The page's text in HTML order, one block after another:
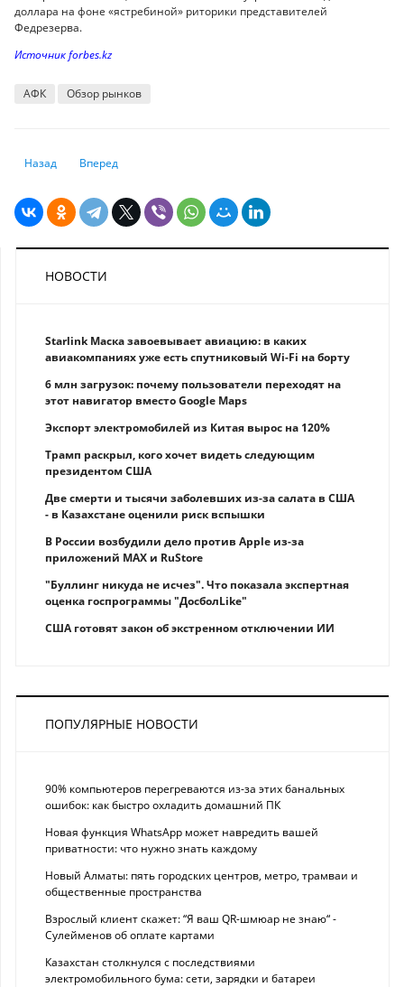
доллара на фоне «ястребиной» риторики представителей
Федрезерва.
Источник forbes.kz
АФК Обзор рынков
Предыдущий: Фондовые индексы Франции и Германии выросли на
Назад Следующий: Можно ли купить жилье за криптовалюту в
Вперед
НОВОСТИ
Starlink Маска завоевывает авиацию: в каких
авиакомпаниях уже есть спутниковый Wi-Fi на борту
6 млн загрузок: почему пользователи переходят на
этот навигатор вместо Google Maps
Экспорт электромобилей из Китая вырос на 120%
Трамп раскрыл, кого хочет видеть следующим
президентом США
Две смерти и тысячи заболевших из-за салата в США
- в Казахстане оценили риск вспышки
В России возбудили дело против Apple из-за
приложений MAX и RuStore
"Буллинг никуда не исчез". Что показала экспертная
оценка госпрограммы "ДосболLike"
США готовят закон об экстренном отключении ИИ
ПОПУЛЯРНЫЕ НОВОСТИ
90% компьютеров перегреваются из-за этих банальных
ошибок: как быстро охладить домашний ПК
Новая функция WhatsApp может навредить вашей
приватности: что нужно знать каждому
Новый Алматы: пять городских центров, метро, трамваи и
общественные пространства
Взрослый клиент скажет: “Я ваш QR-шмюар не знаю“ -
Сулейменов об оплате картами
Казахстан столкнулся с последствиями
электромобильного бума: сети, зарядки и батареи